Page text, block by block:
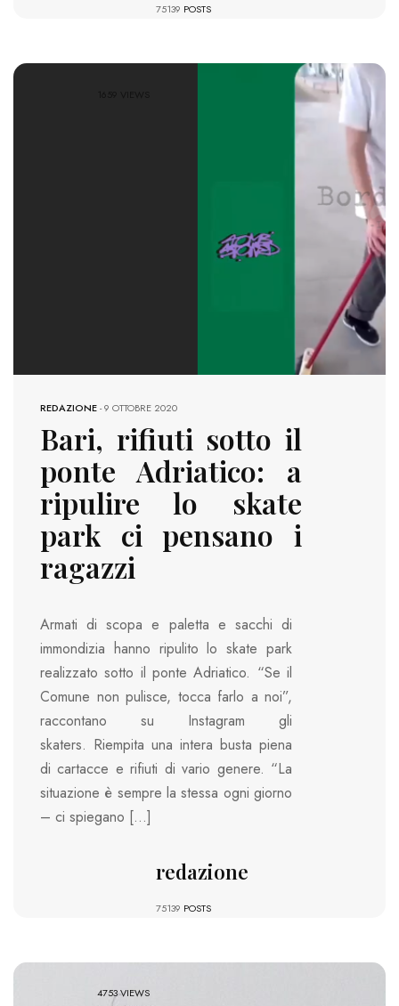
75139 POSTS
REDAZIONE-9 OTTOBRE 2020
Bari, rifiuti sotto il
ponte Adriatico: a
ripulire lo skate
park ci pensano i
ragazzi
Armati di scopa e paletta e sacchi di
immondizia hanno ripulito lo skate park
realizzato sotto il ponte Adriatico. “Se il
Comune non pulisce, tocca farlo a noi”,
raccontano su Instagram gli
skaters. Riempita una intera busta piena
di cartacce e rifiuti di vario genere. “La
situazione è sempre la stessa ogni giorno
– ci spiegano […]
redazione
75139 POSTS
4753 VIEWS